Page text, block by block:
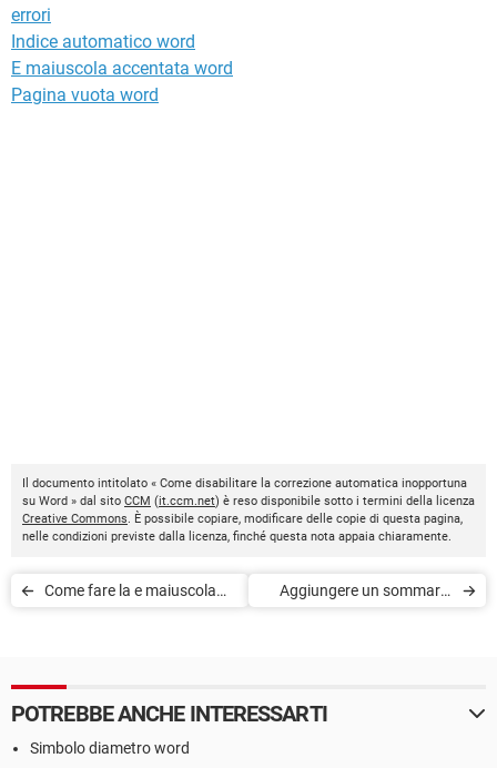
errori
Indice automatico word
E maiuscola accentata word
Pagina vuota word
Il documento intitolato « Come disabilitare la correzione automatica inopportuna
su Word » dal sito CCM (it.ccm.net) è reso disponibile sotto i termini della licenza
Creative Commons. È possibile copiare, modificare delle copie di questa pagina,
nelle condizioni previste dalla licenza, finché questa nota appaia chiaramente.
Come fare la e maiuscola
Aggiungere un sommario
POTREBBE ANCHE INTERESSARTI
Simbolo diametro word